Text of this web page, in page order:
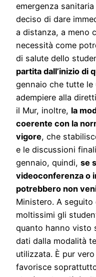
emergenza
deciso di dare
a distanza, a meno
necessità come
di salute dello
partita dall’inizio di
gennaio che tutte
adempiere alla
il Mur, inoltre, la
coerente con la
vigore, che
e le discussioni
gennaio, quindi, se
videoconferenza o
potrebbero non
Ministero. A
moltissimi gli
quanto hanno visto
dati dalla modalità
utilizzata. È pur
favorisce